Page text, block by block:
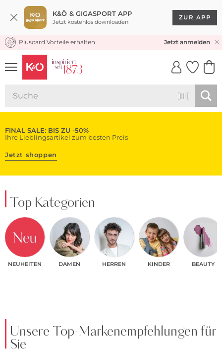
K&Ö & GIGASPORT APP
Jetzt kostenlos downloaden
ZUR APP
KOSTENLOSER VERSAND* & RÜCKVERSAND
Pluscard Vorteile erhalten Jetzt anmelden
UNSERE APP
CLICK &
FINAL SALE: BIS ZU -50%
Ihre Lieblingsartikel zum besten Preis
Jetzt shoppen
Top Kategorien
NEUHEITEN DAMEN HERREN KINDER BEAUTY
Unsere Top-Markenempfehlungen für
Sie